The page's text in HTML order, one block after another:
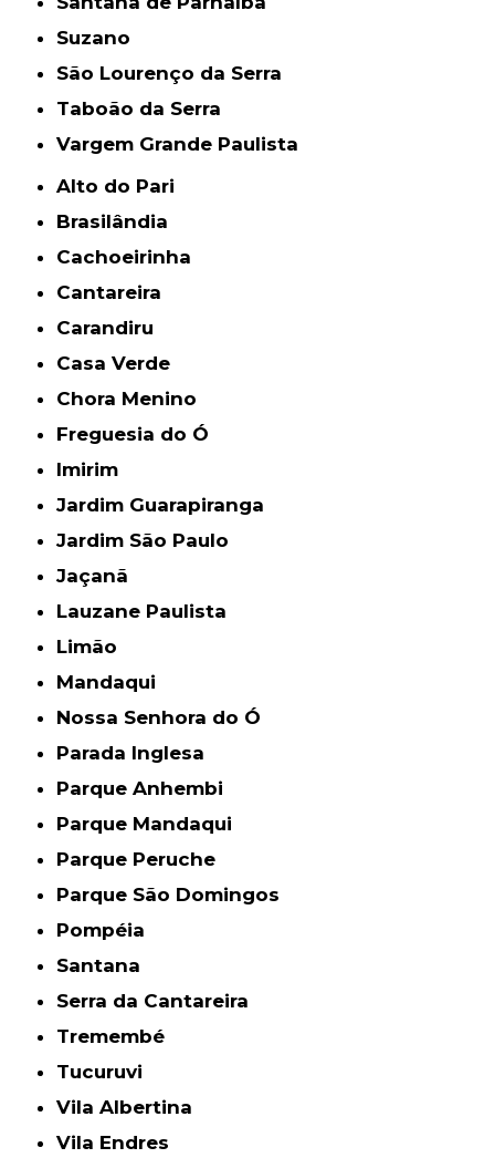
Suzano
São Lourenço da Serra
Taboão da Serra
Vargem Grande Paulista
Alto do Pari
Brasilândia
Cachoeirinha
Cantareira
Carandiru
Casa Verde
Chora Menino
Freguesia do Ó
Imirim
Jardim Guarapiranga
Jardim São Paulo
Jaçanã
Lauzane Paulista
Limão
Mandaqui
Nossa Senhora do Ó
Parada Inglesa
Parque Anhembi
Parque Mandaqui
Parque Peruche
Parque São Domingos
Pompéia
Santana
Serra da Cantareira
Tremembé
Tucuruvi
Vila Albertina
Vila Endres